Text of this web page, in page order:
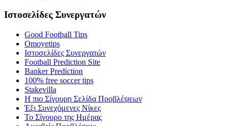
Ιστοσελίδες Συνεργατών
Good Football Tips
Omoyetips
Ιστοσελίδες Συνεργατών
Football Prediction Site
Banker Prediction
100% free soccer tips
Stakevilla
Η πιο Σίγουρη Σελίδα Προβλέψεων
Έξι Συνεχόμενες Νίκες
Το Σίγουρο της Ημέρας